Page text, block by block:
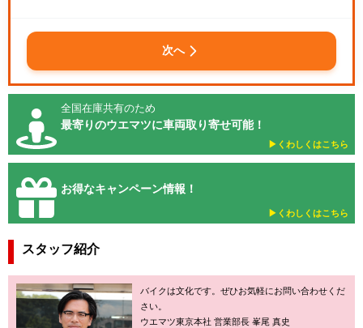
次へ
全国在庫共有のため
最寄りのウエマツに車両取り寄せ可能！
▶︎くわしくはこちら
お得なキャンペーン情報！
▶︎くわしくはこちら
スタッフ紹介
バイクは文化です。ぜひお気軽にお問い合わせくだ
さい。
ウエマツ東京本社 営業部長 峯尾 真史